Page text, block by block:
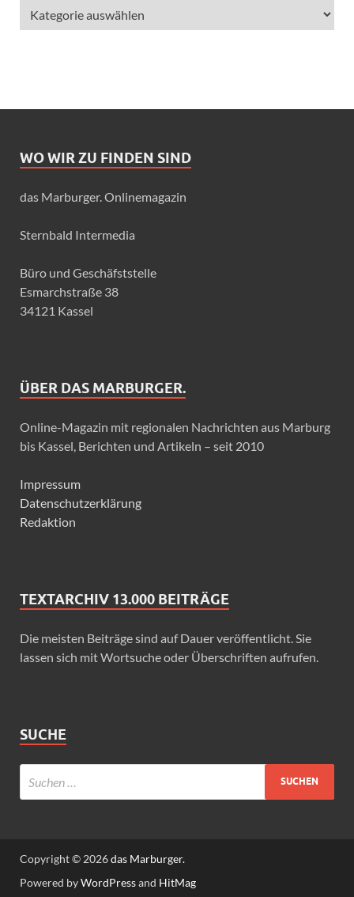
WO WIR ZU FINDEN SIND
das Marburger. Onlinemagazin
Sternbald Intermedia
Büro und Geschäfststelle
Esmarchstraße 38
34121 Kassel
ÜBER DAS MARBURGER.
Online-Magazin mit regionalen Nachrichten aus Marburg
bis Kassel, Berichten und Artikeln – seit 2010
Impressum
Datenschutzerklärung
Redaktion
TEXTARCHIV 13.000 BEITRÄGE
Die meisten Beiträge sind auf Dauer veröffentlicht. Sie
lassen sich mit Wortsuche oder Überschriften aufrufen.
SUCHE
Copyright © 2026das Marburger.
Powered byWordPressand HitMag